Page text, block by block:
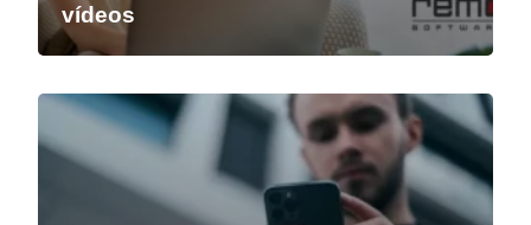
vídeos